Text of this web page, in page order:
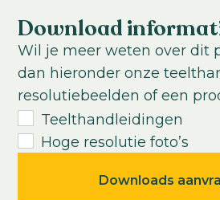
USDA Hardiness zone:
10-12
Download
Wil je meer weten over dit
dan hieronder onze
resolutiebeelden of een
Teelthandleidingen
Hoge resolutie foto’s
Downloads